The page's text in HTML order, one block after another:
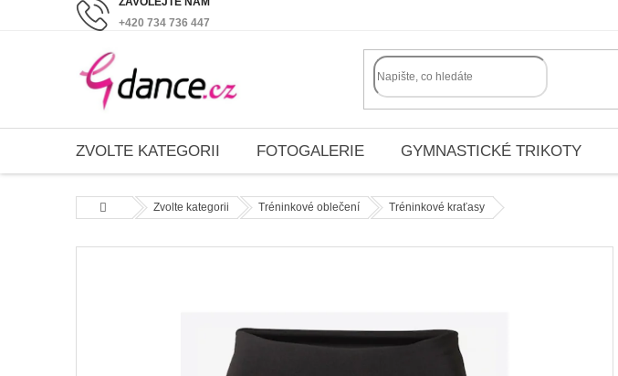
+420 734 736 447
ZVOLTE KATEGORII FOTOGALERIE GYMNASTICKÉ TRIKOTY
Domů Zvolte kategorii Tréninkové oblečení Tréninkové kraťasy